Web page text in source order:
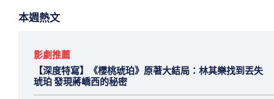
本週熱文
影劇推薦
【深度特寫】《櫻桃琥珀》原著大結局：林其樂找到丟失
琥珀 發現蔣嶠西的秘密